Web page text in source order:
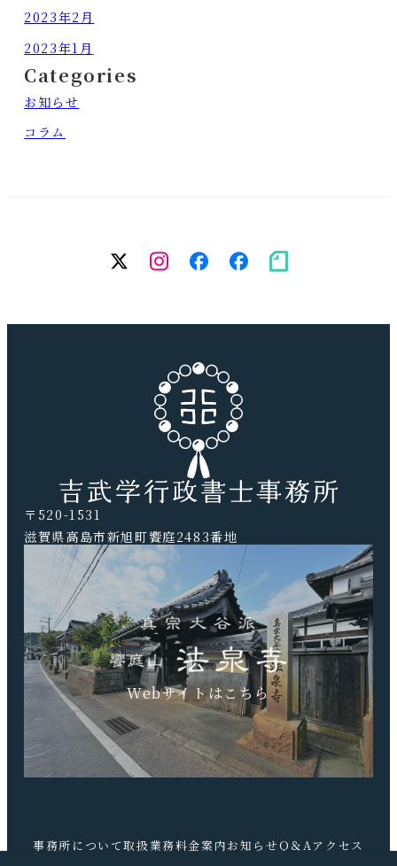
2023年2月
2023年1月
Categories
お知らせ
コラム
twitter
Instagram
facebook（個
人）
facebook（
務
note
〒520-1531
滋賀県高島市新旭町饗庭2483番地
TEL.0740-20-9041 FAX.0740-20-9042
Webサイトはこちら
事務所について取扱業務料金案内お知らせQ＆Aアクセス